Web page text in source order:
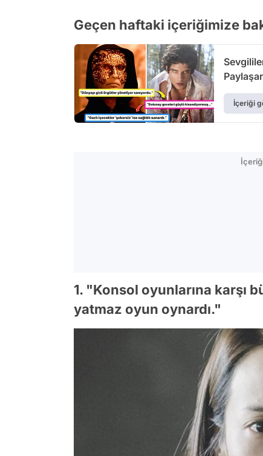
Geçen haftaki içeriğimize
İçeriği
1. "Konsol oyunlarına karşı
yatmaz oyun oynardı."